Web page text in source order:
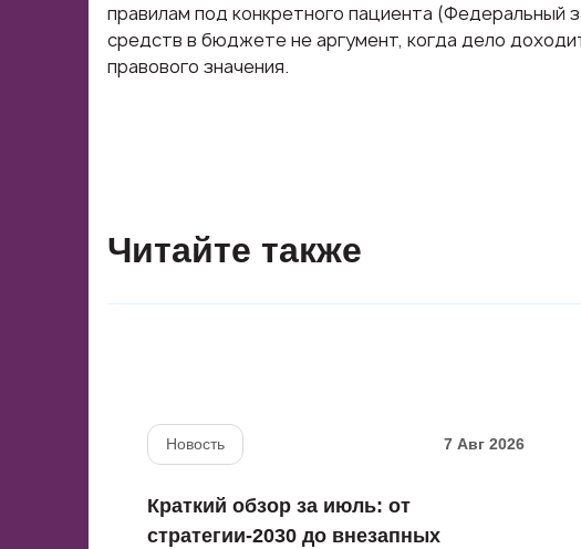
правилам под конкретного пациента
средств в бюджете не аргумент, когда дело
правового значения.
Читайте также
Новость 7 Авг 2026
Краткий обзор за июль: от
стратегии-2030 до внезапных